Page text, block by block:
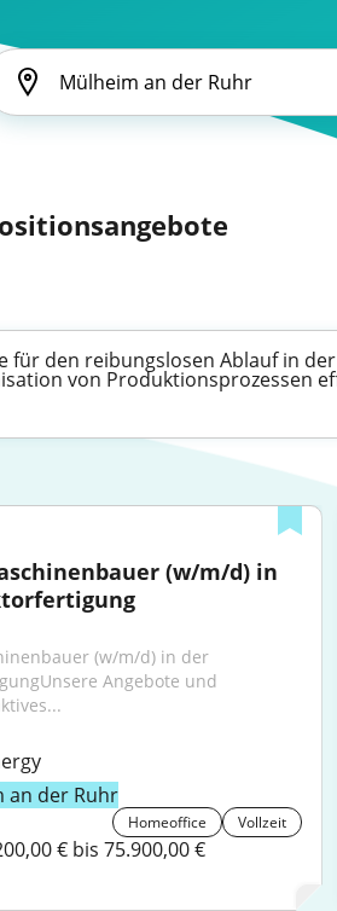
den reibungslosen Ablauf in
von Produktionsprozessen
(w/m/d) in
(w/m/d) in der
Angebote und
an der Ruhr
Homeoffice Vollzeit
€ bis 75.900,00 €